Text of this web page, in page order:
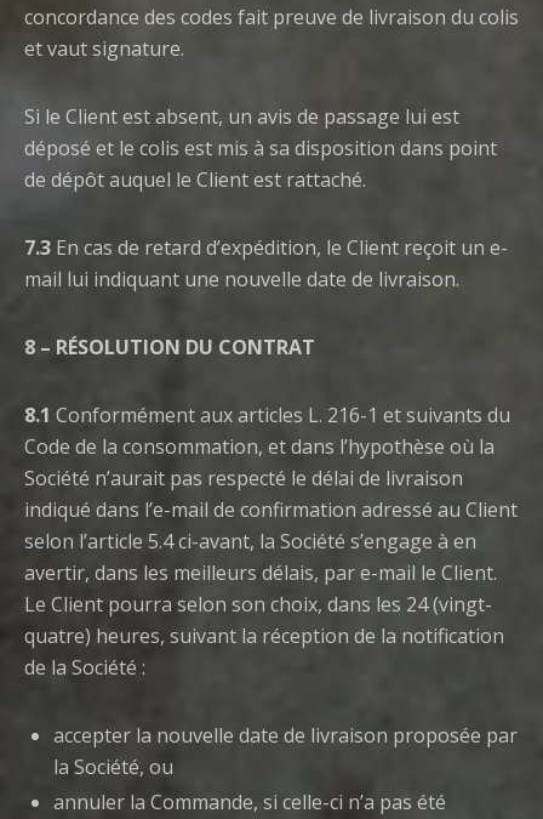
concordance des codes fait preuve de livraison du colis
et vaut signature.
Si le Client est absent, un avis de passage lui est
déposé et le colis est mis à sa disposition dans point
de dépôt auquel le Client est rattaché.
7.3 En cas de retard d’expédition, le Client reçoit un e-
mail lui indiquant une nouvelle date de livraison.
8 – RÉSOLUTION DU CONTRAT
8.1 Conformément aux articles L. 216-1 et suivants du
Code de la consommation, et dans l’hypothèse où la
Société n’aurait pas respecté le délai de livraison
indiqué dans l’e-mail de confirmation adressé au Client
selon l’article 5.4 ci-avant, la Société s’engage à en
avertir, dans les meilleurs délais, par e-mail le Client.
Le Client pourra selon son choix, dans les 24 (vingt-
quatre) heures, suivant la réception de la notification
de la Société :
accepter la nouvelle date de livraison proposée par
la Société, ou
annuler la Commande, si celle-ci n’a pas été